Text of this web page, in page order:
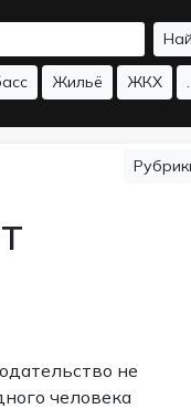
Жильё ЖКХ
не
человека